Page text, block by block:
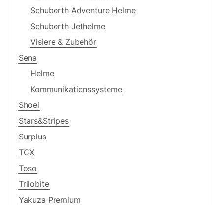
Schuberth Adventure Helme
Schuberth Jethelme
Visiere & Zubehör
Sena
Helme
Kommunikationssysteme
Shoei
Stars&Stripes
Surplus
TCX
Toso
Trilobite
Yakuza Premium